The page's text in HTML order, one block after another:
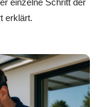
einzelne Schritt der
erklärt.